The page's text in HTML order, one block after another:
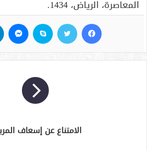
المعاصرة، الرياض، 1434.
الامتناع عن إسعاف